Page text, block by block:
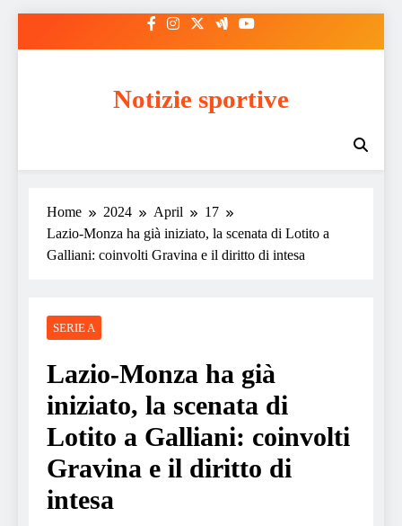
Notizie sportive
Home 2024 April
17
Lazio-Monza ha già iniziato, la scenata di Lotito a
Galliani: coinvolti Gravina e il diritto di intesa
SERIE A
Lazio-Monza ha già
iniziato, la scenata di
Lotito a Galliani: coinvolti
Gravina e il diritto di
intesa